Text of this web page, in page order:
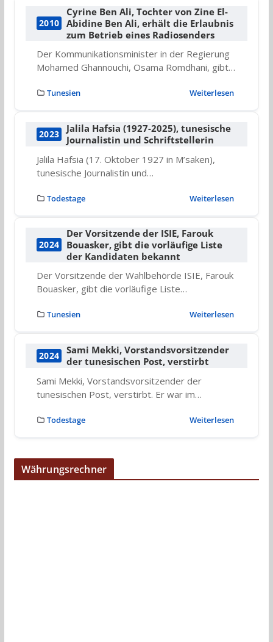
2010
Cyrine Ben Ali, Tochter von Zine El-
Abidine Ben Ali, erhält die Erlaubnis
zum Betrieb eines Radiosenders
Der Kommunikationsminister in der Regierung
Mohamed Ghannouchi, Osama Romdhani, gibt…
Tunesien Weiterlesen
2023
Jalila Hafsia (1927-2025), tunesische
Journalistin und Schriftstellerin
Jalila Hafsia (17. Oktober 1927 in M’saken),
tunesische Journalistin und…
Todestage Weiterlesen
2024
Der Vorsitzende der ISIE, Farouk
Bouasker, gibt die vorläufige Liste
der Kandidaten bekannt
Der Vorsitzende der Wahlbehörde ISIE, Farouk
Bouasker, gibt die vorläufige Liste…
Tunesien Weiterlesen
2024
Sami Mekki, Vorstandsvorsitzender
der tunesischen Post, verstirbt
Sami Mekki, Vorstandsvorsitzender der
tunesischen Post, verstirbt. Er war im…
Todestage Weiterlesen
Währungsrechner